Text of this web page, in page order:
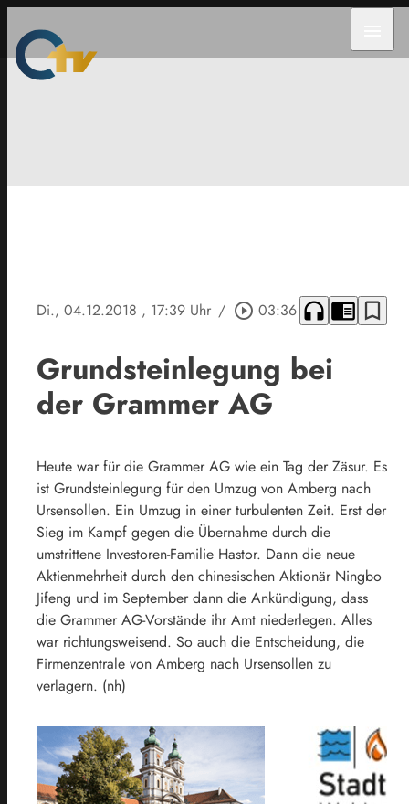
Di., 04.12.2018 , 17:39 Uhr / play_circle_outline 03:36 headphones chrome_reader_mode bookmark_border
Grundsteinlegung bei
der Grammer AG
Heute war für die Grammer AG wie ein Tag der Zäsur. Es
ist Grundsteinlegung für den Umzug von Amberg nach
Ursensollen. Ein Umzug in einer turbulenten Zeit. Erst der
Sieg im Kampf gegen die Übernahme durch die
umstrittene Investoren-Familie Hastor. Dann die neue
Aktienmehrheit durch den chinesischen Aktionär Ningbo
Jifeng und im September dann die Ankündigung, dass
die Grammer AG-Vorstände ihr Amt niederlegen. Alles
war richtungsweisend. So auch die Entscheidung, die
Firmenzentrale von Amberg nach Ursensollen zu
verlagern. (nh)